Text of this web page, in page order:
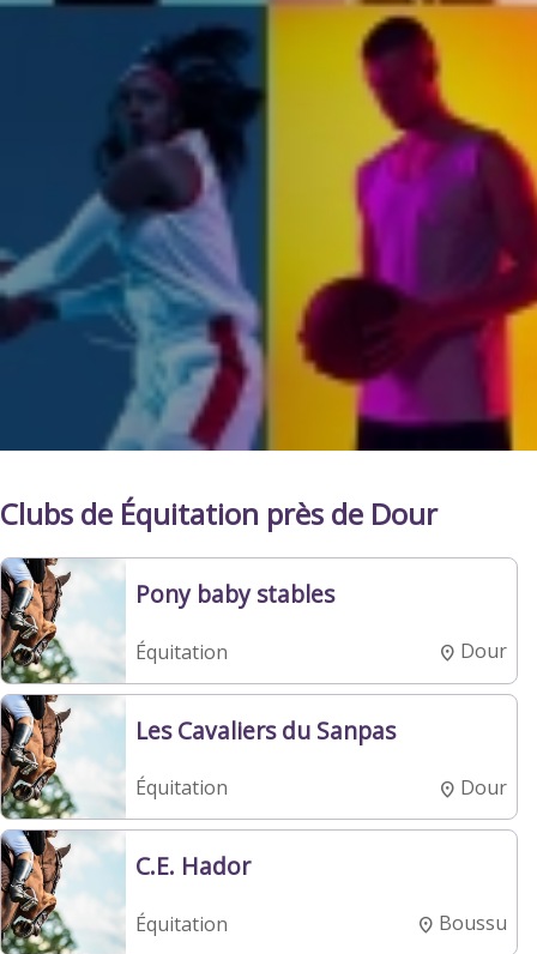
Clubs de Équitation près de Dour
Pony baby stables
Équitation Dour
Les Cavaliers du Sanpas
Équitation Dour
C.E. Hador
Équitation Boussu